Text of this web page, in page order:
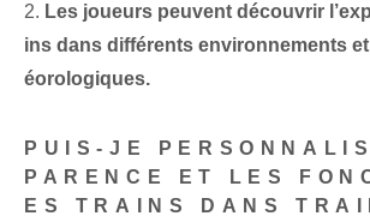
2. Les joueurs peuvent découvrir
ins dans différents environnements
éorologiques.
PUIS-JE
PARENCE ET LES
ES TRAINS DANS